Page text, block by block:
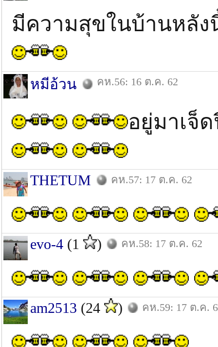
มีความสุขในบ้านหลั
หมีอ้วน คห.56: 16 ต.ค. 62
อยู่มาเจ็
THETUM คห.57: 17 ต.ค. 62
evo-4 (1 ) คห.58: 17 ต.ค. 62
am2513 (24 ) คห.59: 17 ต.ค.